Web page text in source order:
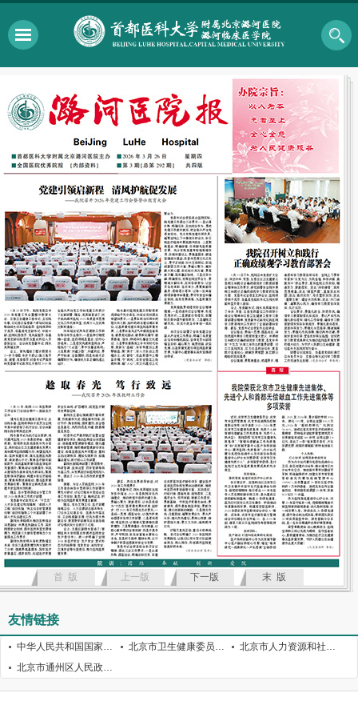
首 版 上一版 下一版 末 版
友情链接
中华人民共和国国家卫生健康委员会 北京市卫生健康委员会
北京市人力资源和社会保障局
北京市通州区人民政府